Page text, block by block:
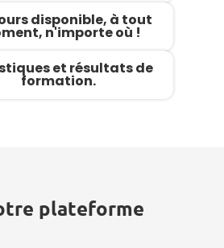
disponible, à tout
n'importe où !
et résultats de
formation.
plateforme